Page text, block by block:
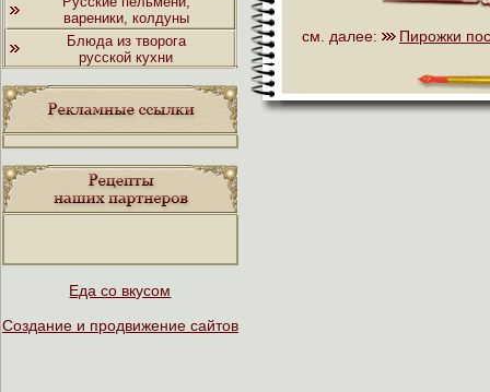
вареники, колдуны
Блюда из творога
русской кухни
Еда со вкусом
Создание и продвижение сайтов
см. далее: Пирожки